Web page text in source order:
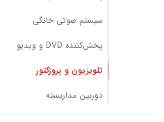
سیستم صوتی خانگی
پخش‌کننده DVD و ویدیو
تلویزیون و پروژکتور
دوربین مداربسته